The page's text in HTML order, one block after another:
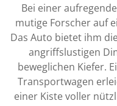
Bei einer
mutige Forscher auf
Das Auto bietet ihm
angriffslustigen
beweglichen Kiefer.
Transportwagen
einer Kiste voller